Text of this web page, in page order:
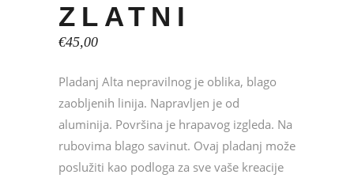
ZLATNI
€45,00
Pladanj Alta nepravilnog je oblika, blago
zaobljenih linija. Napravljen je od
aluminija. Površina je hrapavog izgleda. Na
rubovima blago savinut. Ovaj pladanj može
poslužiti kao podloga za sve vaše kreacije